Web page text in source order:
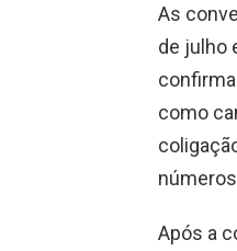
As
de julho
como
Após a